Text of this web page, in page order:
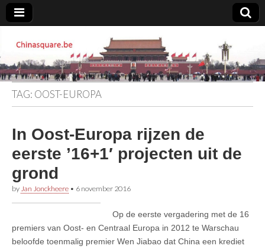
Chinasquare.be
TAG: OOST-EUROPA
In Oost-Europa rijzen de
eerste ’16+1′ projecten uit de
grond
by Jan Jonckheere • 6 november 2016
Op de eerste vergadering met de 16
premiers van Oost- en Centraal Europa in 2012 te Warschau
beloofde toenmalig premier Wen Jiabao dat China een krediet